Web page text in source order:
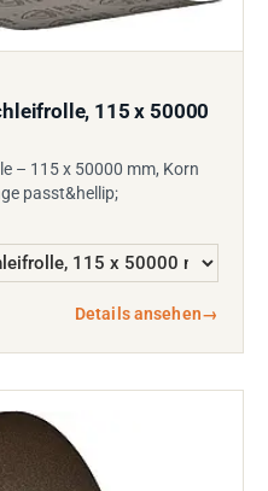
115 x 50000
– 115 x 50000 mm, Korn
passt&hellip;
Details ansehen→